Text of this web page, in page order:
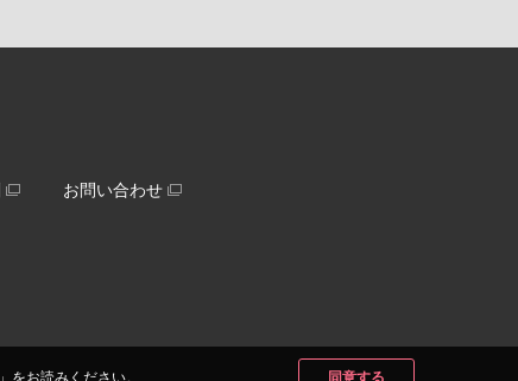
」をお読みください。 同意する
お問い合わせ